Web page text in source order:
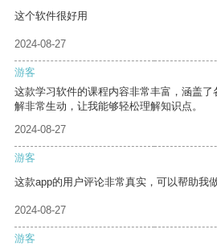
这个软件很好用
2024-08-27
游客
这款学习软件的课程内容非常丰富，涵盖
解非常生动，让我能够轻松理解知识点。
2024-08-27
游客
这款app的用户评论非常真实，可以帮助我
2024-08-27
游客